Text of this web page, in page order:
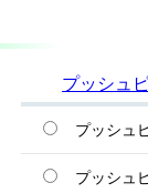
プッシュ
プッシュ
プッシュ